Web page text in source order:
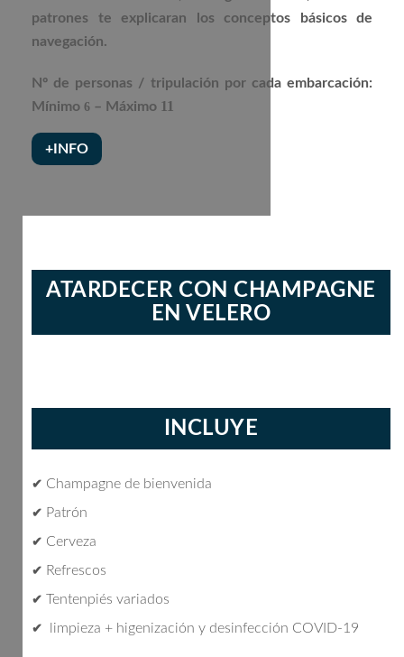
patrones te explicaran los conceptos básicos de
navegación.
Nº de personas / tripulación por cada embarcación:
Mínimo 6 – Máximo 11
+INFO
ATARDECER CON CHAMPAGNE
EN VELERO
INCLUYE
✔ Champagne de bienvenida
✔ Patrón
✔ Cerveza
✔ Refrescos
✔ Tentenpiés variados
✔ limpieza + higenización y desinfección COVID-19